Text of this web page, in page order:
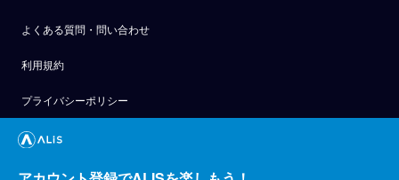
よくある質問・問い合わせ
利用規約
プライバシーポリシー
公式アナウンス
技術ブログ